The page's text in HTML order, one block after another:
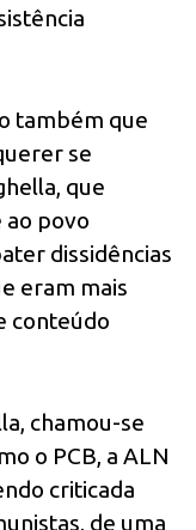
também que
se
que
ao povo
dissidências
eram mais
conteúdo
chamou-se
o PCB, a ALN
criticada
de uma